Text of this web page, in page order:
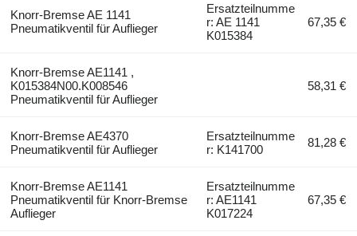
Knorr-Bremse AE 1141
Pneumatikventil für Auflieger
Ersatzteilnumme
r: AE 1141
K015384
67,35 €
Knorr-Bremse AE1141 ,
K015384N00.K008546
Pneumatikventil für Auflieger
58,31 €
Knorr-Bremse AE4370
Pneumatikventil für Auflieger
Ersatzteilnumme
r: K141700
81,28 €
Knorr-Bremse AE1141
Pneumatikventil für Knorr-Bremse
Auflieger
Ersatzteilnumme
r: AE1141
K017224
67,35 €